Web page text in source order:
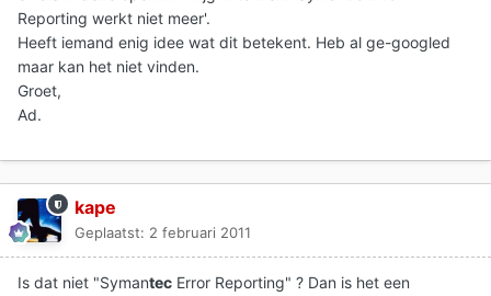
Reporting werkt niet meer'.
Heeft iemand enig idee wat dit betekent. Heb al ge-googled
maar kan het niet vinden.
Groet,
Ad.
kape
Geplaatst: 2 februari 2011
Is dat niet "Symantec Error Reporting" ? Dan is het een